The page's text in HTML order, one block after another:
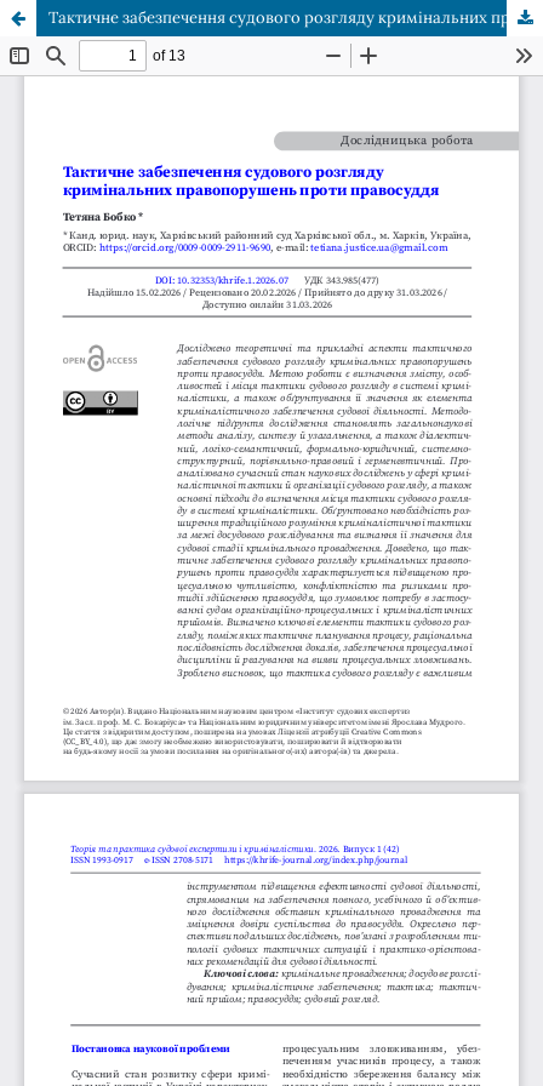
Тактичне забезпечення судового розгляду кримінальних правопорушень проти правосуддя